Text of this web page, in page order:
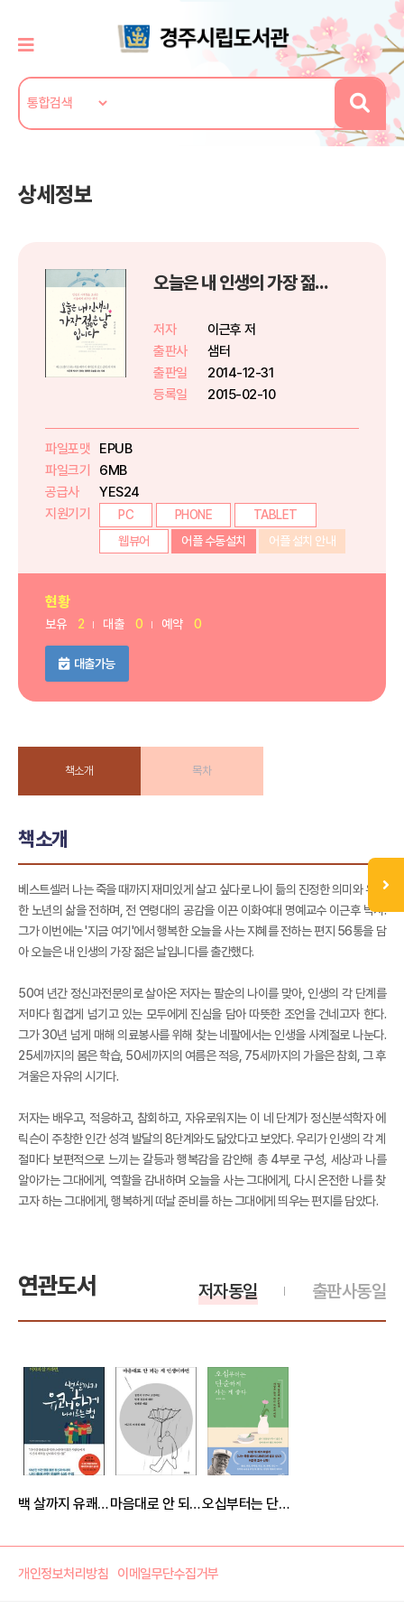
상세정보
오늘은 내 인생의 가장 젊은 날입니다
저자
이근후 저
출판사
샘터
출판일
2014-12-31
등록일
2015-02-10
파일포맷
EPUB
파일크기
6MB
공급사
YES24
지원기기
PC PHONE
TABLET
웹뷰어
어플 수동설치 어플 설치 안내
현황
보유 2 대출 0 예약 0
대출가능
책소개 목차
책소개
베스트셀러 나는 죽을 때까지 재미있게 살고 싶다로 나이 듦의 진정한 의미와 유쾌
한 노년의 삶을 전하며, 전 연령대의 공감을 이끈 이화여대 명예교수 이근후 박사.
그가 이번에는 '지금 여기'에서 행복한 오늘을 사는 지혜를 전하는 편지 56통을 담
아 오늘은 내 인생의 가장 젊은 날입니다를 출간했다.
50여 년간 정신과전문의로 살아온 저자는 팔순의 나이를 맞아, 인생의 각 단계를
저마다 힘겹게 넘기고 있는 모두에게 진심을 담아 따뜻한 조언을 건네고자 한다.
그가 30년 넘게 매해 의료봉사를 위해 찾는 네팔에서는 인생을 사계절로 나눈다.
25세까지의 봄은 학습, 50세까지의 여름은 적응, 75세까지의 가을은 참회, 그 후
겨울은 자유의 시기다.
저자는 배우고, 적응하고, 참회하고, 자유로워지는 이 네 단계가 정신분석학자 에
릭슨이 주창한 인간 성격 발달의 8단계와도 닮았다고 보았다. 우리가 인생의 각 계
절마다 보편적으로 느끼는 갈등과 행복감을 감안해 총 4부로 구성, 세상과 나를
알아가는 그대에게, 역할을 감내하며 오늘을 사는 그대에게, 다시 온전한 나를 찾
고자 하는 그대에게, 행복하게 떠날 준비를 하는 그대에게 띄우는 편지를 담았다.
연관도서 출판사동일
저자동일
백 살까지 유쾌하게 나이 드는 법 마음대로 안 되는 게 인생이라면 오십부터는 단순하게 사는 게 좋다
개인정보처리방침 이메일무단수집거부